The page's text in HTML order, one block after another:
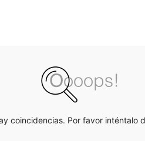
coincidencias. Por favor inténtalo